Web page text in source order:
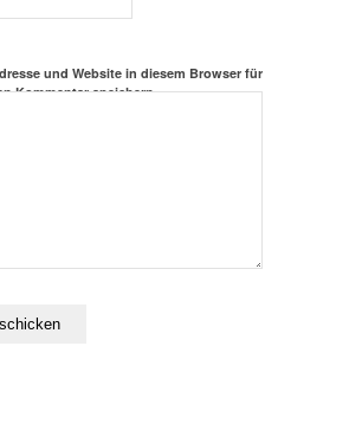
und Website in diesem Browser für
Kommentar speichern.